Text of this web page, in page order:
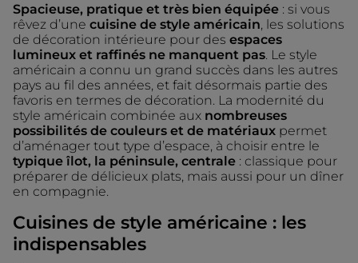
Spacieuse, pratique et très bien équipée : si vous
rêvez d’une cuisine de style américain , les solutions
de décoration intérieure pour des espaces
lumineux et raffinés ne manquent pas. Le style
américain a connu un grand succès dans les autres
pays au fil des années, et fait désormais partie des
favoris en termes de décoration. La modernité du
style américain combinée aux nombreuses
possibilités de couleurs et de matériaux permet
d’aménager tout type d’espace, à choisir entre le
typique îlot, la péninsule, centrale : classique pour
préparer de délicieux plats, mais aussi pour un dîner
en compagnie.
Cuisines de style américaine : les
indispensables